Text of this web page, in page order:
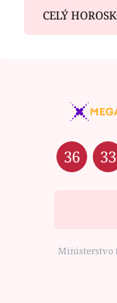
CELÝ
36 33
Ministerstvo